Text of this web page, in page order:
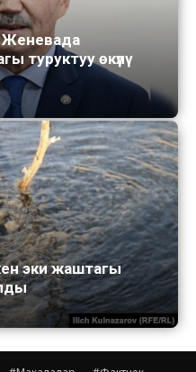
Женевада
туруктуу өкүлү
эки жаштагы